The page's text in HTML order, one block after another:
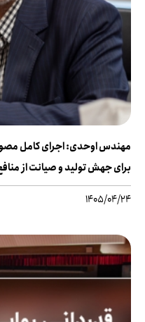
مهندس اوحدی: اجرای کامل
برای جهش تولید و صیانت از
1405/04/24